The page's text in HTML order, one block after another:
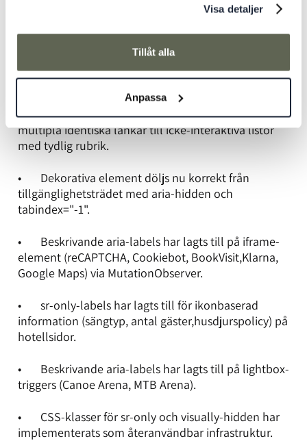
Visa detaljer
Tillåt alla
Anpassa
• Tomma och redundanta länkar har tagits bort
eller åtgärdats på ett flertal sidor.
landmärket med svenskt namn ('Sidfot').
• Instagram-sektioner har strukturerats om från
multipla identiska länkar till icke-interaktiva listor
med tydlig rubrik.
• Dekorativa element döljs nu korrekt från
tillgänglighetsträdet med aria-hidden och
tabindex="-1".
• Beskrivande aria-labels har lagts till på iframe-
element (reCAPTCHA, Cookiebot, BookVisit,Klarna,
Google Maps) via MutationObserver.
• sr-only-labels har lagts till för ikonbaserad
information (sängtyp, antal gäster,husdjurspolicy) på
hotellsidor.
• Beskrivande aria-labels har lagts till på lightbox-
triggers (Canoe Arena, MTB Arena).
• CSS-klasser för sr-only och visually-hidden har
implementerats som återanvändbar infrastruktur.